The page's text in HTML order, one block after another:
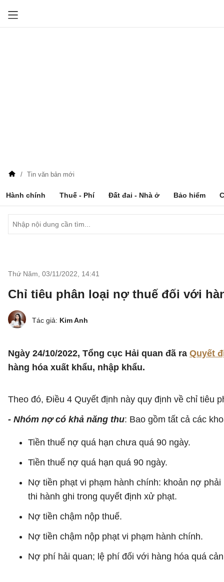
Tin văn bản mới
Hành chính Thuế - Phí Đất đai - Nhà ở Bảo hiểm
Thứ Năm, 03/11/2022 14:41
Chỉ tiêu phân loại nợ thuế đối với
Tác giả: Kim Anh
Ngày 24/10/2022, Tổng cục Hải quan đã ra Quyết
hàng hóa xuất khẩu, nhập khẩu.
Theo đó, Điều 4 Quyết định này quy định về chỉ tiêu
- Nhóm nợ có khả năng thu: Bao gồm tất cả các
Tiền thuế nợ quá hạn chưa quá 90 ngày.
Tiền thuế nợ quá hạn quá 90 ngày.
Nợ tiền phạt vi phạm hành chính: khoản nợ
thi hành ghi trong quyết định xử phạt.
Nợ tiền chậm nộp thuế.
Nợ tiền chậm nộp phạt vi phạm hành chính.
Nợ phí hải quan; lệ phí đối với hàng hóa quá